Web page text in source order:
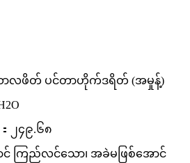
ာလဖိတ် ပင်တာဟိုက်ဒရိတ် (အမှုန့်)
၂၄၉.၆၈
င် ကြည်လင်သော၊ အခဲမဖြစ်အောင်